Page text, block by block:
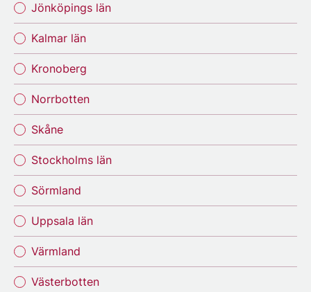
Jönköpings län
Kalmar län
Kronoberg
Norrbotten
Skåne
Stockholms län
Sörmland
Uppsala län
Värmland
Västerbotten